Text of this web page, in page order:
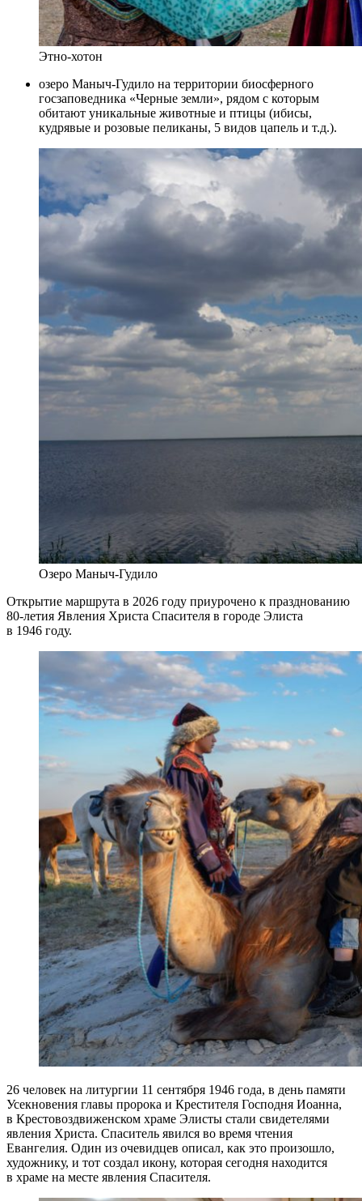
Этно-хотон
озеро Маныч-Гудило на территории биосферного
госзаповедника «Черные земли», рядом с которым
обитают уникальные животные и птицы (ибисы,
кудрявые и розовые пеликаны, 5 видов цапель и т.д.).
Озеро Маныч-Гудило
Открытие маршрута в 2026 году приурочено к празднованию
80-летия Явления Христа Спасителя в городе Элиста
в 1946 году.
26 человек на литургии 11 сентября 1946 года, в день памяти
Усекновения главы пророка и Крестителя Господня Иоанна,
в Крестовоздвиженском храме Элисты стали свидетелями
явления Христа. Спаситель явился во время чтения
Евангелия. Один из очевидцев описал, как это произошло,
художнику, и тот создал икону, которая сегодня находится
в храме на месте явления Спасителя.